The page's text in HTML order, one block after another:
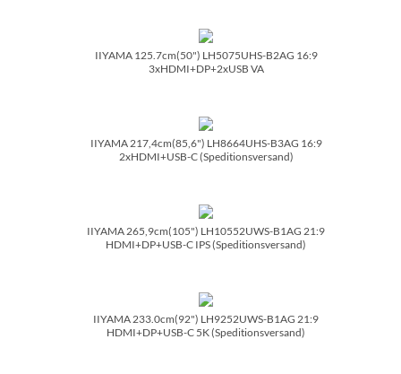
IIYAMA 125.7cm(50") LH5075UHS-B2AG 16:9
3xHDMI+DP+2xUSB VA
IIYAMA 217,4cm(85,6") LH8664UHS-B3AG 16:9
2xHDMI+USB-C (Speditionsversand)
IIYAMA 265,9cm(105") LH10552UWS-B1AG 21:9
HDMI+DP+USB-C IPS (Speditionsversand)
IIYAMA 233.0cm(92") LH9252UWS-B1AG 21:9
HDMI+DP+USB-C 5K (Speditionsversand)